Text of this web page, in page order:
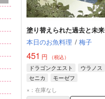
塗り替えられた過去と未来
本日のお魚料理 / 梅子
451 円 （税込）
ドラゴンクエスト
ウラノス
セニカ
モーゼフ
×：在庫なし